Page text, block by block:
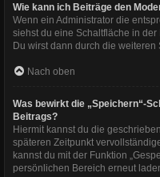
Wie kann ich Beiträge den
Wenn ein Administrator die
siehst du eine Schaltfläche in der
Du wirst dann durch die weiteren
Nach oben
Was bewirkt die „Speichern“-
Beitrags?
Hiermit kannst du die
späteren Zeitpunkt
kannst du mit der Funktion
persönlichen Bereich erneut